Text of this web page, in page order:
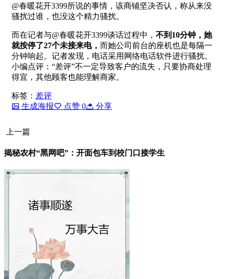
@春暖花开3399所说的事情，该商铺坚决否认，称从来没
骚扰过谁，也没这个精力骚扰。
而在记者与@春暖花开3399谈话过程中， 不到10分钟，她
就按停了27个未接来电， 而她公司前台的座机也是每隔一
分钟响起。记者发现，电话采用网络电话软件进行骚扰。
小编点评：“差评”不一定导致客户的流失，只要协商处理
得宜，其他顾客也能理解商家。
标签： 差评
生成海报
点赞 0 分享
上一篇
揭秘农村“黑网吧”：开面包车到校门口接学生